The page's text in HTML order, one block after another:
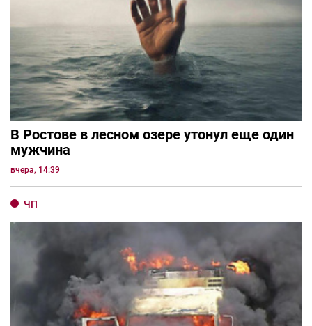
В Ростове в лесном озере утонул еще один
мужчина
вчера, 14:39
ЧП